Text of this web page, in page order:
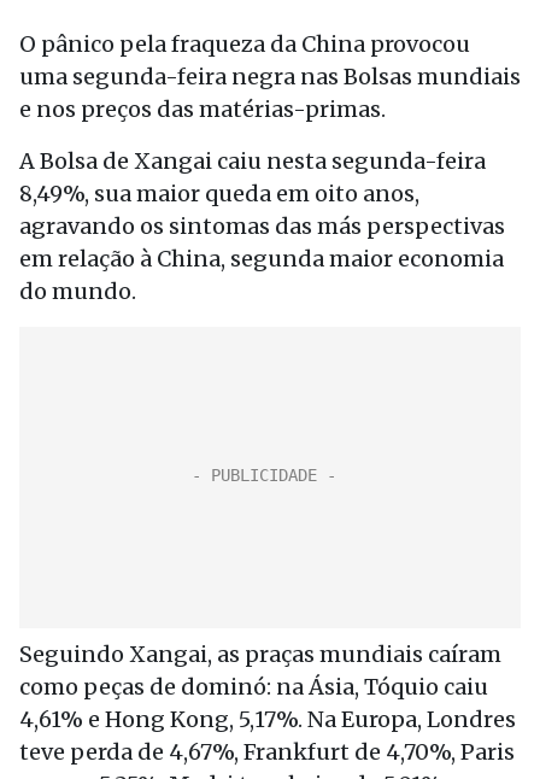
O pânico pela fraqueza da China provocou
uma segunda-feira negra nas Bolsas mundiais
e nos preços das matérias-primas.
A Bolsa de Xangai caiu nesta segunda-feira
8,49%, sua maior queda em oito anos,
agravando os sintomas das más perspectivas
em relação à China, segunda maior economia
do mundo.
Seguindo Xangai, as praças mundiais caíram
como peças de dominó: na Ásia, Tóquio caiu
4,61% e Hong Kong, 5,17%. Na Europa, Londres
teve perda de 4,67%, Frankfurt de 4,70%, Paris